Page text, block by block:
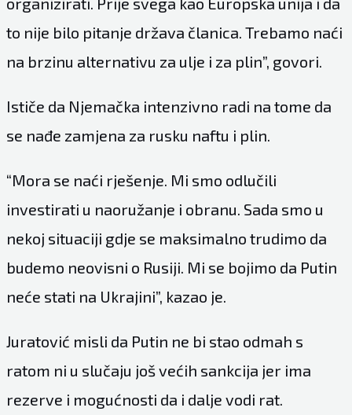
to nije bilo pitanje država članica. Trebamo naći
na brzinu alternativu za ulje i za plin”, govori.
Ističe da Njemačka intenzivno radi na tome da
se nađe zamjena za rusku naftu i plin.
“Mora se naći rješenje. Mi smo odlučili
investirati u naoružanje i obranu. Sada smo u
nekoj situaciji gdje se maksimalno trudimo da
budemo neovisni o Rusiji. Mi se bojimo da Putin
neće stati na Ukrajini”, kazao je.
Juratović misli da Putin ne bi stao odmah s
ratom ni u slučaju još većih sankcija jer ima
rezerve i mogućnosti da i dalje vodi rat.